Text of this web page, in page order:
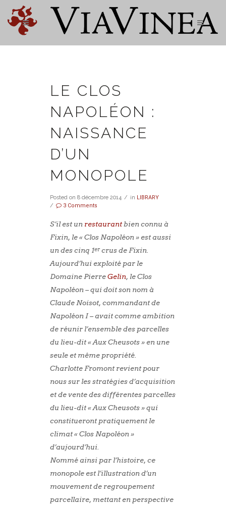
LE CLOS
NAPOLÉON :
NAISSANCE
D’UN
MONOPOLE
Posted on 8 décembre 2014 in LIBRARY
3 Comments
S’il est un restaurantbien connu à
Fixin, le « Clos Napoléon » est aussi
un des cinq 1ercrus de Fixin.
Aujourd’hui exploité par le
Domaine PierreGelin, le Clos
Napoléon – qui doit son nom à
Claude Noisot, commandant de
Napoléon I – avait comme ambition
de réunir l’ensemble des parcelles
du lieu-dit « Aux Cheusots » en une
seule et même propriété.
Charlotte Fromont revient pour
nous sur les stratégies d’acquisition
et de vente des différentes parcelles
du lieu-dit « Aux Cheusots » qui
constitueront pratiquement le
climat « Clos Napoléon »
d’aujourd’hui.
Nommé ainsi par l’histoire, ce
monopole est l’illustration d’un
mouvement de regroupement
parcellaire, mettant en perspective